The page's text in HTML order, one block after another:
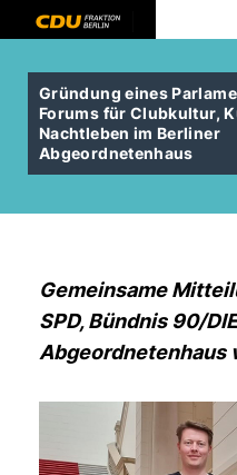
Gründung eines
Forums für Clubkultur,
Nachtleben im Berliner
Abgeordnetenhaus
Gemeinsame
SPD, Bündnis 90/
Abgeordnetenhaus